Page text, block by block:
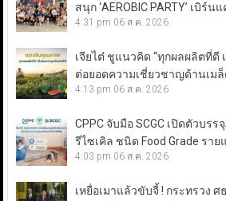
สนุก ‘AEROBIC PARTY’ เบิร์
4:31 pm 06 ส.ค. 2026
เจียไต๋ ชูแนวคิด “ทุกผลผลิตที่ดี
ต่อยอดความเชี่ยวชาญด้านเม
4:13 pm 06 ส.ค. 2026
CPPC จับมือ SCGC เปิดตัวบร
รีไซเคิล ชนิด Food Grade รา
4:03 pm 06 ส.ค. 2026
เหยื่อเมาแล้วขับจี้ ! กระทรวง